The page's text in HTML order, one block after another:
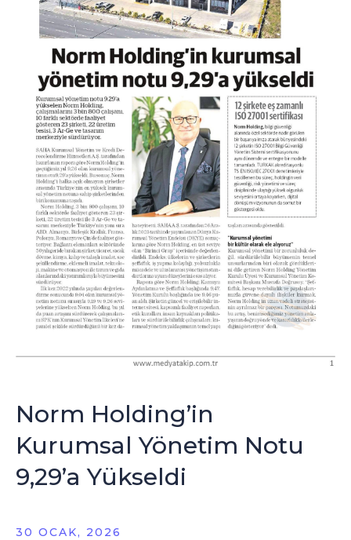
Norm Holding’in
Kurumsal Yönetim Notu
9,29’a Yükseldi
30 OCAK, 2026